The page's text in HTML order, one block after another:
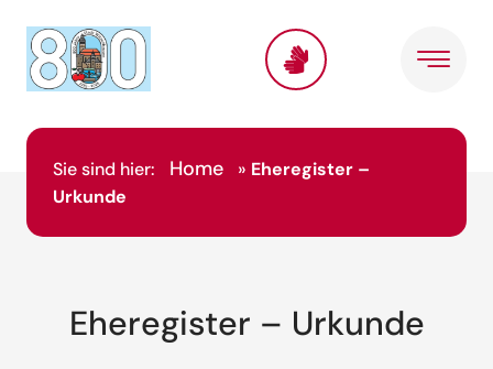
Sie sind hier: Home » Eheregister –
Urkunde
Eheregister – Urkunde